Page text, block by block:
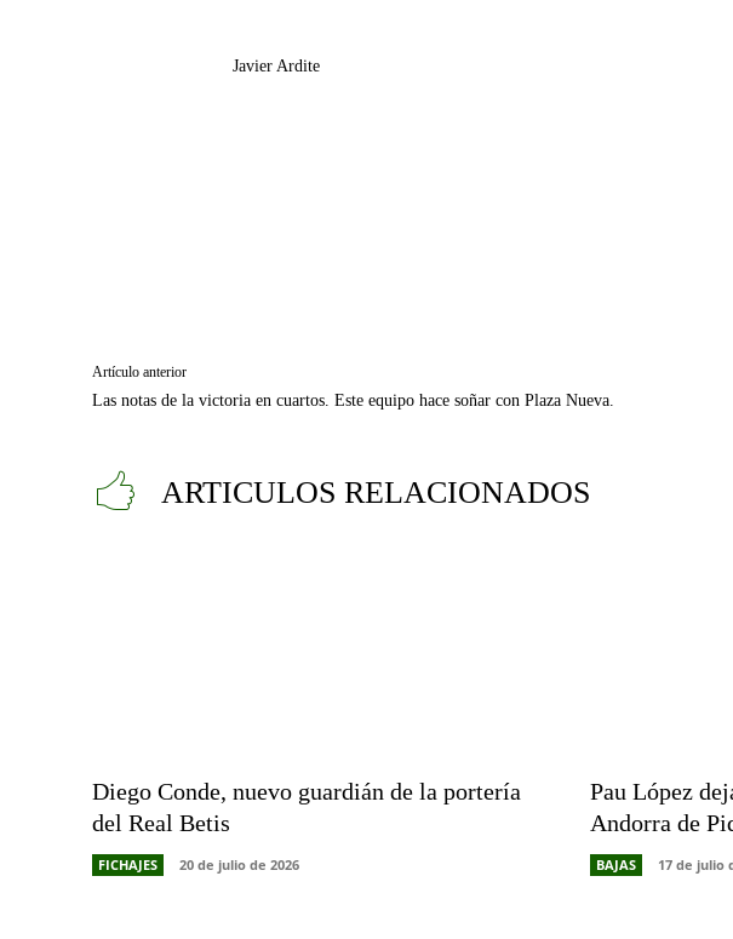
Javier Ardite
Artículo anterior
Las notas de la victoria en cuartos. Este equipo hace soñar con Plaza Nueva.
ARTICULOS RELACIONADOS
Diego Conde, nuevo guardián de la portería
del Real Betis
FICHAJES 20 de julio de 2026
Pau López
Andorra de
BAJAS 17 de julio